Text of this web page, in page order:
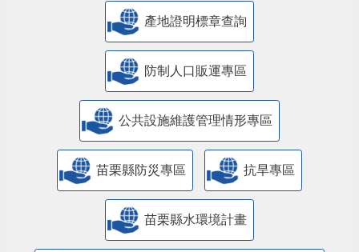
產地證明標章查詢
防制人口販運專區
​公共設施維護管理情形專區
苗栗縣防災專區 抗旱專區
苗栗縣水環境計畫